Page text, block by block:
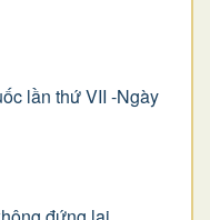
lần thứ VII -Ngày